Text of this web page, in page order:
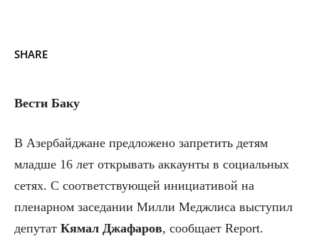
SHARE
Вести Баку
В Азербайджане предложено запретить детям
младше 16 лет открывать аккаунты в социальных
сетях. С соответствующей инициативой на
пленарном заседании Милли Меджлиса выступил
депутат Кямал Джафаров, сообщает Report.